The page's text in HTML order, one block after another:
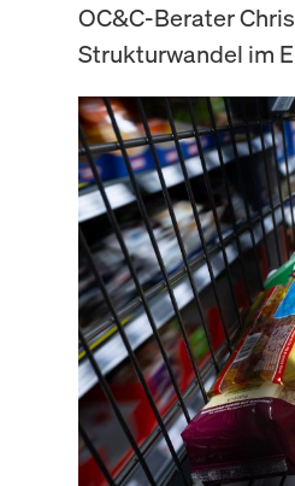
OC&C-Berater
Strukturwandel im